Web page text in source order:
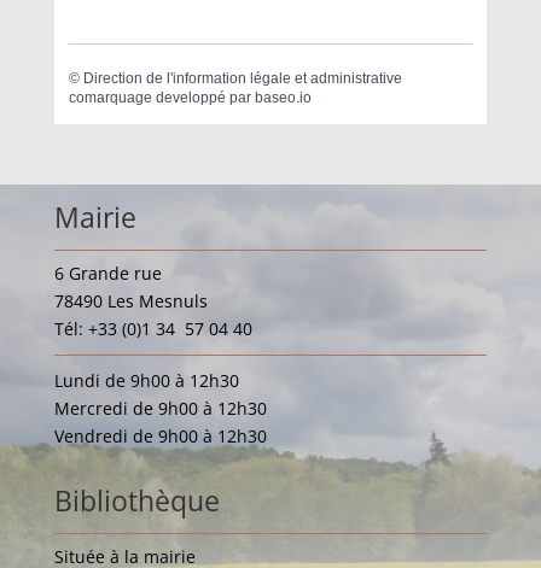
© Direction de l'information légale et administrative
comarquage developpé par baseo.io
Mairie
6 Grande rue
78490 Les Mesnuls
Tél: +33 (0)1 34 57 04 40
Lundi de 9h00 à 12h30
Mercredi de 9h00 à 12h30
Vendredi de 9h00 à 12h30
Bibliothèque
Située à la mairie